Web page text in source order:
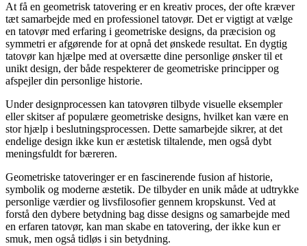
At få en geometrisk tatovering er en kreativ proces, der ofte kræver
tæt samarbejde med en professionel tatovør. Det er vigtigt at vælge
en tatovør med erfaring i geometriske designs, da præcision og
symmetri er afgørende for at opnå det ønskede resultat. En dygtig
tatovør kan hjælpe med at oversætte dine personlige ønsker til et
unikt design, der både respekterer de geometriske principper og
afspejler din personlige historie.
Under designprocessen kan tatovøren tilbyde visuelle eksempler
eller skitser af populære geometriske designs, hvilket kan være en
stor hjælp i beslutningsprocessen. Dette samarbejde sikrer, at det
endelige design ikke kun er æstetisk tiltalende, men også dybt
meningsfuldt for bæreren.
Geometriske tatoveringer er en fascinerende fusion af historie,
symbolik og moderne æstetik. De tilbyder en unik måde at udtrykke
personlige værdier og livsfilosofier gennem kropskunst. Ved at
forstå den dybere betydning bag disse designs og samarbejde med
en erfaren tatovør, kan man skabe en tatovering, der ikke kun er
smuk, men også tidløs i sin betydning.